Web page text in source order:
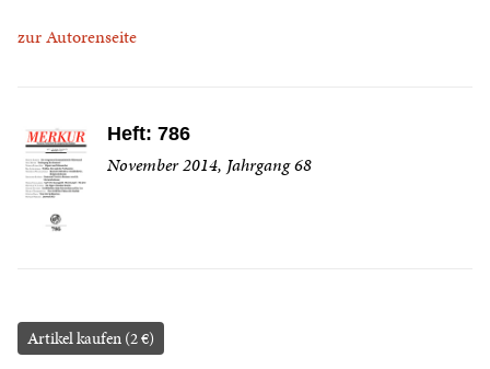
zur Autorenseite
Heft: 786
November 2014, Jahrgang 68
Artikel kaufen (2 €)